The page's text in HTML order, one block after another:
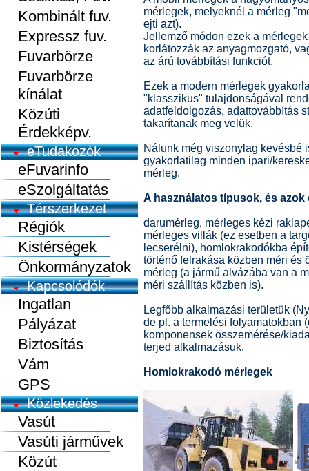
Kombinált fuv.
Expressz fuv.
Fuvarbörze
Fuvarbörze
kínálat
Közúti
Érdekképv.
eTudakozók
eFuvarinfo
eSzolgáltatás
Térszerkezet
Régiók
Kistérségek
Önkormányzatok
Kapcsolódók
Ingatlan
Pályázat
Biztosítás
Vám
GPS
Közlekedés
Vasút
Vasúti járművek
Közút
mérlegek, melyeknél a mérleg
ejti azt).
Jellemző módon ezek a
korlátozzák az anyagmozgató,
az árú továbbítási funkciót.
Ezek a modern mérlegek
"klasszikus" tulajdonságával
adatfeldolgozás, adattovábbítás
takarítanak meg velük.
Nálunk még viszonylag kevésbé
gyakorlatilag minden ipari/
mérleg.
A használatos típusok, és azok
darumérleg, mérleges kézi
mérleges villák (ez esetben a
lecserélni), homlokrakodókba
történő felrakása közben méri és
mérleg (a jármű alvázába van a
méri szállítás közben is).
Legfőbb alkalmazási területük
de pl. a termelési folyamatokban
komponensek összemérése/
terjed alkalmazásuk.
Homlokrakodó mérlegek